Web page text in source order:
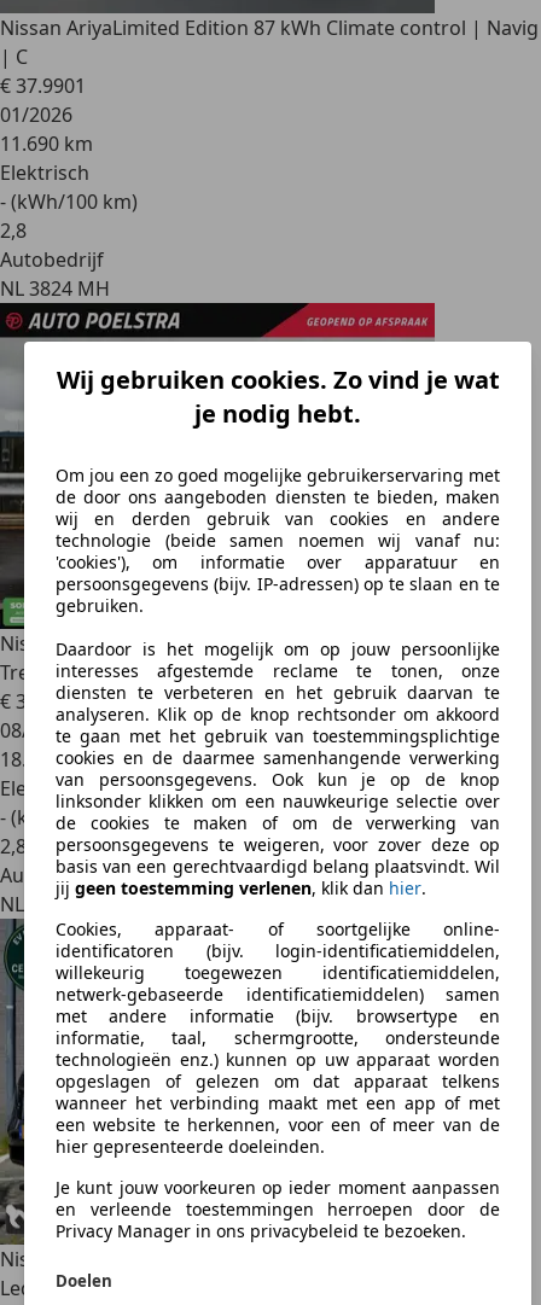
Wij gebruiken cookies. Zo vind je wat
je nodig hebt.
Om jou een zo goed mogelijke gebruikerservaring met
de door ons aangeboden diensten te bieden, maken
wij en derden gebruik van cookies en andere
technologie (beide samen noemen wij vanaf nu:
'cookies'), om informatie over apparatuur en
persoonsgegevens (bijv. IP-adressen) op te slaan en te
gebruiken.
Daardoor is het mogelijk om op jouw persoonlijke
interesses afgestemde reclame te tonen, onze
diensten te verbeteren en het gebruik daarvan te
analyseren. Klik op de knop rechtsonder om akkoord
te gaan met het gebruik van toestemmingsplichtige
cookies en de daarmee samenhangende verwerking
van persoonsgegevens. Ook kun je op de knop
linksonder klikken om een nauwkeurige selectie over
de cookies te maken of om de verwerking van
persoonsgegevens te weigeren, voor zover deze op
basis van een gerechtvaardigd belang plaatsvindt. Wil
jij geen toestemming verlenen, klik dan hier.
Cookies, apparaat- of soortgelijke online-
identificatoren (bijv. login-identificatiemiddelen,
willekeurig toegewezen identificatiemiddelen,
netwerk-gebaseerde identificatiemiddelen) samen
met andere informatie (bijv. browsertype en
informatie, taal, schermgrootte, ondersteunde
technologieën enz.) kunnen op uw apparaat worden
opgeslagen of gelezen om dat apparaat telkens
wanneer het verbinding maakt met een app of met
een website te herkennen, voor een of meer van de
hier gepresenteerde doeleinden.
Je kunt jouw voorkeuren op ieder moment aanpassen
en verleende toestemmingen herroepen door de
Privacy Manager in ons privacybeleid te bezoeken.
Doelen
Nissan AriyaLimited Edition 87 kWh Climate control | Navig
| C
€ 37.9901
01/2026
11.690 km
Elektrisch
- (kWh/100 km)
2,8
Autobedrijf
NL 3824 MH
Nissan AriyaEvolve 91 kWh | SOH 99% | Panoramadak |
Trekhaak |
€ 37.900
08/2023
18.706 km
Elektrisch
- (kWh/100 km)
2,8
Autobedrijf
NL 8912 AA
Nissan Ariya
Leder LED